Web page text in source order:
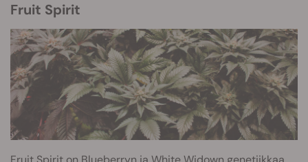
Fruit Spirit